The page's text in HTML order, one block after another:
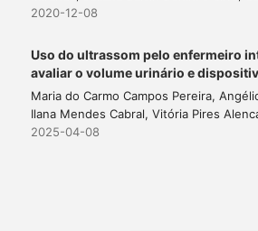
2020-12-08
Uso do ultrassom pelo enfermeiro
avaliar o volume urinário e
Maria do Carmo Campos Pereira,
Ilana Mendes Cabral, Vitória Pires
2025-04-08